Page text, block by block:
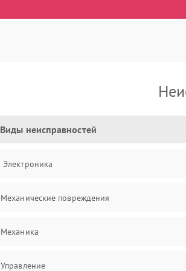
Виды неисправностей
Электроника
Механические повреждения
Механика
Управление